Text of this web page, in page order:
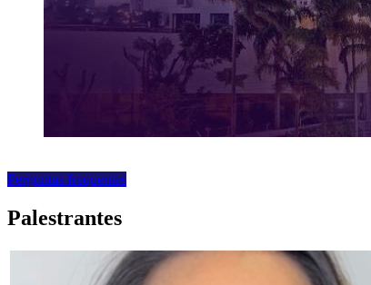
Perguntas frequentes
Palestrantes